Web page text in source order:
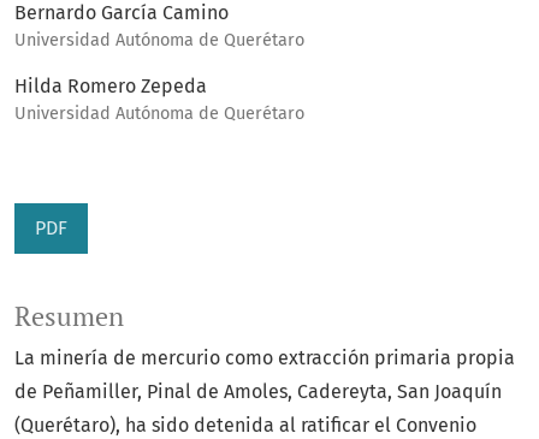
Bernardo García Camino
Universidad Autónoma de Querétaro
Hilda Romero Zepeda
Universidad Autónoma de Querétaro
PDF
Resumen
La minería de mercurio como extracción primaria propia
de Peñamiller, Pinal de Amoles, Cadereyta, San Joaquín
(Querétaro), ha sido detenida al ratificar el Convenio